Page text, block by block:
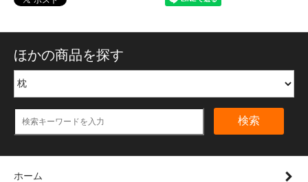
ほかの商品を探す
検索
ホーム